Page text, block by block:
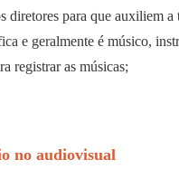
diretores para que auxiliem
e geralmente é músico,
registrar as músicas;
no audiovisual